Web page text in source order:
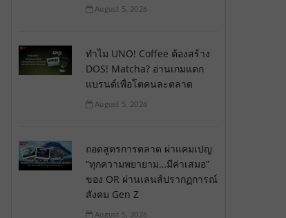
August 5, 2026
ทำไม UNO! Coffee ต้องสร้าง
DOS! Matcha? อ่านเกมแตก
แบรนด์เพื่อโตคนละตลาด
August 5, 2026
ถอดสูตรการตลาด ผ่าแคมเปญ
“ทุกความพยายาม…มีค่าเสมอ”
ของ OR ผ่านเลนส์ปรากฏการณ์
สังคม Gen Z
August 5, 2026